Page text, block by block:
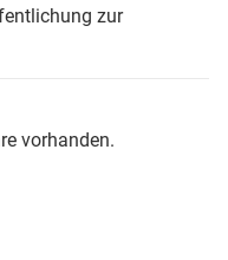
zur
vorhanden.